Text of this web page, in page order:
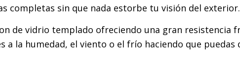
completas sin que nada estorbe tu visión del exterior.
de vidrio templado ofreciendo una gran resistencia
la humedad, el viento o el frío haciendo que puedas